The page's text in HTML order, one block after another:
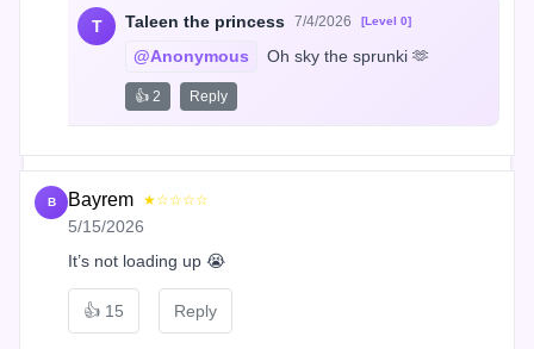
T Taleen the princess 7/4/2026 [Level 0]
@Anonymous Oh sky the sprunki 🫶
👍 2 Reply
B Bayrem ★☆☆☆☆
5/15/2026
It’s not loading up 😭
👍 15 Reply